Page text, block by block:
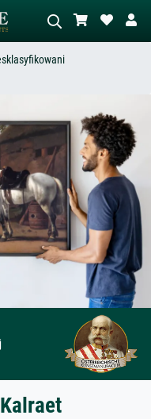
Opisz scenę – np. zielona łąka,
z czerwienią, ciemny olej,
stojący akt obok drzewa.